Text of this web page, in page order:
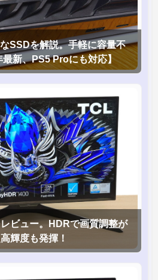
SSDを解説。手軽に容量不
新、PS5 Proにも対応】
ビュー。HDRで画質調整が
輝度も発揮！